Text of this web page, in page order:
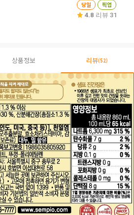
당일 픽업
4.8 리뷰 31
상품정보 리뷰(52)